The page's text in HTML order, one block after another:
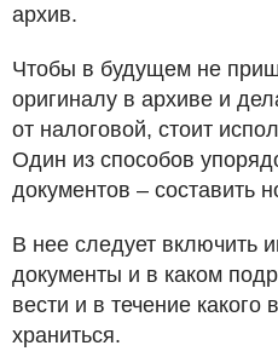
архив.
Чтобы в будущем не
оригиналу в архиве и
от налоговой, стоит
Один из способов
документов – составить
В нее следует включить
документы и в каком
вести и в течение
храниться.